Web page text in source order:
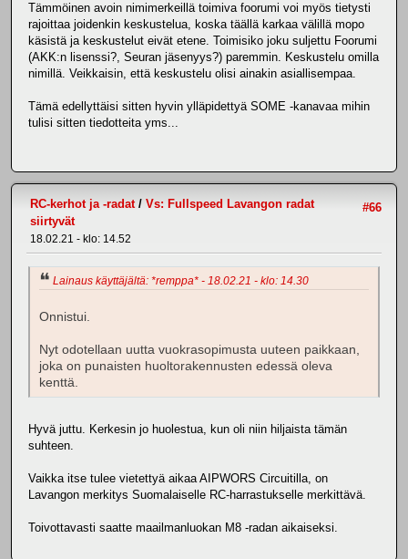
Tämmöinen avoin nimimerkeillä toimiva foorumi voi myös tietysti
rajoittaa joidenkin keskustelua, koska täällä karkaa välillä mopo
käsistä ja keskustelut eivät etene. Toimisiko joku suljettu Foorumi
(AKK:n lisenssi?, Seuran jäsenyys?) paremmin. Keskustelu omilla
nimillä. Veikkaisin, että keskustelu olisi ainakin asiallisempaa.
Tämä edellyttäisi sitten hyvin ylläpidettyä SOME -kanavaa mihin
tulisi sitten tiedotteita yms...
#66
RC-kerhot ja -radat/ Vs: Fullspeed Lavangon radat
siirtyvät
18.02.21 - klo: 14.52
Lainaus käyttäjältä: *remppa* - 18.02.21 - klo: 14.30
Onnistui.
Nyt odotellaan uutta vuokrasopimusta uuteen paikkaan,
joka on punaisten huoltorakennusten edessä oleva
kenttä.
Hyvä juttu. Kerkesin jo huolestua, kun oli niin hiljaista tämän
suhteen.
Vaikka itse tulee vietettyä aikaa AIPWORS Circuitilla, on
Lavangon merkitys Suomalaiselle RC-harrastukselle merkittävä.
Toivottavasti saatte maailmanluokan M8 -radan aikaiseksi.